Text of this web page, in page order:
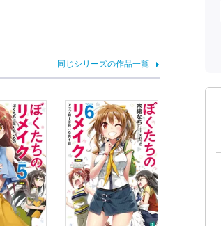
同じシリーズの作品一覧